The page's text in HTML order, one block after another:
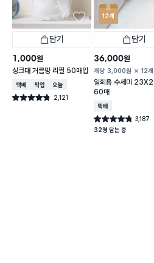
담기
1,000원
싱크대 거름망 리필 50매입
택배배송매장픽업오늘배송
별점 4.8점 2,121
건 작성
12개
담기
36,000원
개당 3,000원 12개
일회용 수세미
60매
택배배송
별점 4.8점 3,187
건 작성
32명 담는 중